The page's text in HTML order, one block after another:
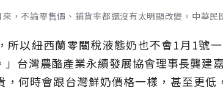
，不論零售價、鋪貨率都還沒有太明顯改變。中華民
所以紐西蘭零關稅液態奶也不會1月1號
」台灣農酪產業永續發展協會理事長龔建
，何時會跟台灣鮮奶價格一樣，甚至更低